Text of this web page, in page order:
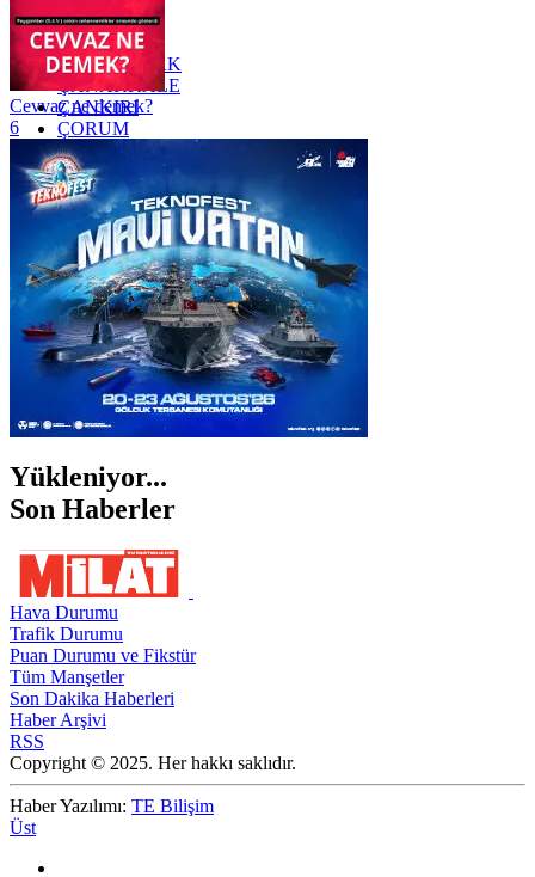
YALOVA
YOZGAT
ZONGULDAK
ÇANAKKALE
ÇANKIRI
ÇORUM
İSTANBUL
İZMİR
ŞANLIURFA
ŞIRNAK
Cevvaz ne demek?
6
Yükleniyor...
Son Haberler
Hava Durumu
Trafik Durumu
Puan Durumu ve Fikstür
Tüm Manşetler
Son Dakika Haberleri
Haber Arşivi
RSS
Copyright © 2025. Her hakkı saklıdır.
Haber Yazılımı: TE Bilişim
Üst